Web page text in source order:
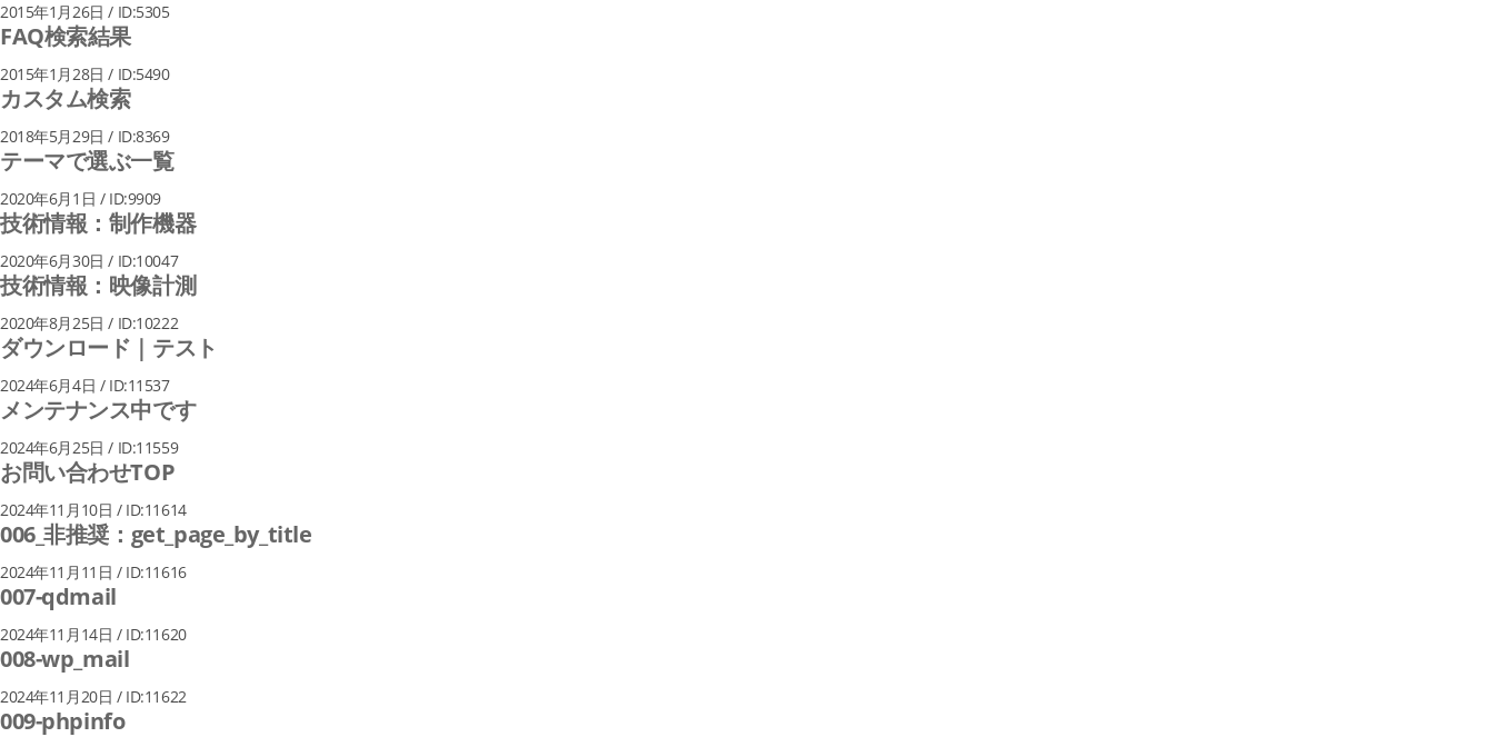
2015年1月26日 / ID:5305
FAQ検索結果
2015年1月28日 / ID:5490
カスタム検索
2018年5月29日 / ID:8369
テーマで選ぶ一覧
2020年6月1日 / ID:9909
技術情報：制作機器
2020年6月30日 / ID:10047
技術情報：映像計測
2020年8月25日 / ID:10222
ダウンロード｜テスト
2024年6月4日 / ID:11537
メンテナンス中です
2024年6月25日 / ID:11559
お問い合わせTOP
2024年11月10日 / ID:11614
006_非推奨：get_page_by_title
2024年11月11日 / ID:11616
007-qdmail
2024年11月14日 / ID:11620
008-wp_mail
2024年11月20日 / ID:11622
009-phpinfo